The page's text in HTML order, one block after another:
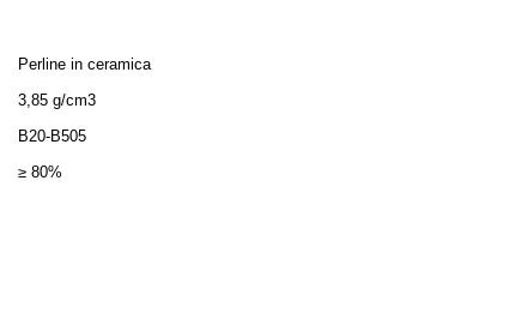
Perline in ceramica
3,85 g/cm3
B20-B505
≥ 80%